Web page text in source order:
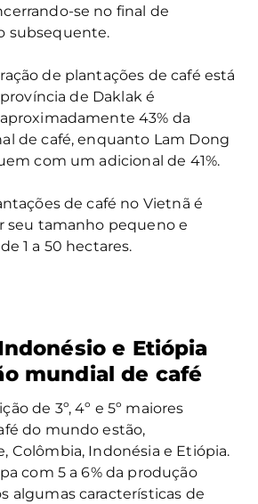
se no final de
subsequente.
de plantações de café está
de Daklak é
43% da
de café, enquanto Lam Dong
com um adicional de 41%.
de café no Vietnã é
seu tamanho pequeno e
1 a 50 hectares.
e Etiópia
mundial de café
de 3º, 4º e 5º maiores
do mundo estão,
Colômbia, Indonésia e Etiópia.
com 5 a 6% da produção
algumas características de